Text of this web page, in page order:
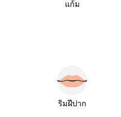
แก้ม
ริมฝีปาก